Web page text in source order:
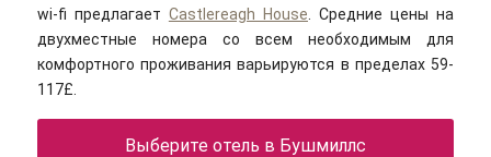
wi-fi предлагает Castlereagh House . Средние цены на
двухместные номера со всем необходимым для
комфортного проживания варьируются в пределах 59-
117£.
Выберите отель в Бушмиллс